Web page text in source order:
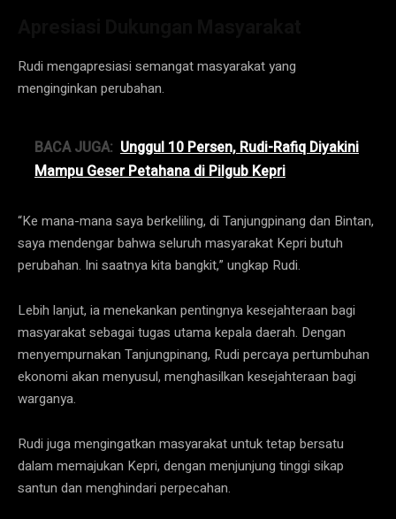
Rudi mengapresiasi semangat masyarakat yang
menginginkan perubahan.
BACA JUGA: Unggul 10 Persen, Rudi-Rafiq Diyakini
Mampu Geser Petahana di Pilgub Kepri
“Ke mana-mana saya berkeliling, di Tanjungpinang dan Bintan,
saya mendengar bahwa seluruh masyarakat Kepri butuh
perubahan. Ini saatnya kita bangkit,” ungkap Rudi.
Lebih lanjut, ia menekankan pentingnya kesejahteraan bagi
masyarakat sebagai tugas utama kepala daerah. Dengan
menyempurnakan Tanjungpinang, Rudi percaya pertumbuhan
ekonomi akan menyusul, menghasilkan kesejahteraan bagi
warganya.
Rudi juga mengingatkan masyarakat untuk tetap bersatu
dalam memajukan Kepri, dengan menjunjung tinggi sikap
santun dan menghindari perpecahan.